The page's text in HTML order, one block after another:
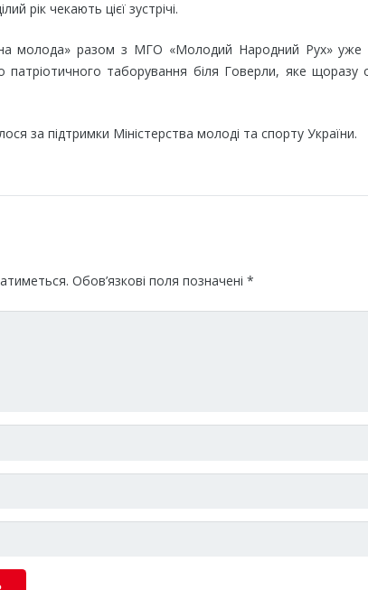
рік чекають цієї зустрічі.
молода» разом з МГО «Молодий Народний Рух» уже
таборування біля Говерли, яке щоразу
за підтримки Міністерства молоді та спорту України.
Обов’язкові поля позначені *